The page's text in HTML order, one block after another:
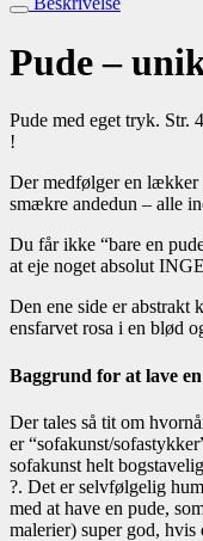
Pude –
Pude med eget tryk.
!
Der medfølger en
smækre andedun – alle
Du får ikke “bare en
at eje noget absolut
Den ene side er abstrakt
ensfarvet rosa i en blød
Baggrund for at lave
Der tales så tit om
er “sofakunst/
sofakunst helt
?. Det er selvfølgelig
med at have en pude,
malerier) super god, hvis